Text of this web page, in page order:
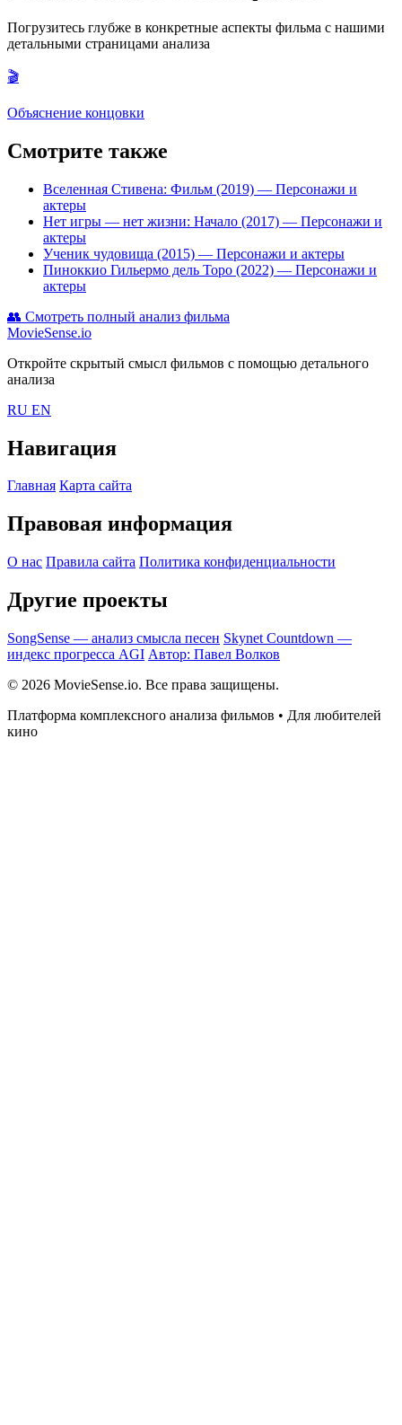
Погрузитесь глубже в конкретные аспекты фильма с нашими
детальными страницами анализа
🎬
Объяснение концовки
Смотрите также
Вселенная Стивена: Фильм (2019) — Персонажи и
актеры
Нет игры — нет жизни: Начало (2017) — Персонажи и
актеры
Ученик чудовища (2015) — Персонажи и актеры
Пиноккио Гильермо дель Торо (2022) — Персонажи и
актеры
👥 Смотреть полный анализ фильма
MovieSense.io
Откройте скрытый смысл фильмов с помощью детального
анализа
RU EN
Навигация
Главная Карта сайта
Правовая информация
О нас Правила сайта Политика конфиденциальности
Другие проекты
SongSense — анализ смысла песен Skynet Countdown —
индекс прогресса AGI Автор: Павел Волков
© 2026 MovieSense.io. Все права защищены.
Платформа комплексного анализа фильмов • Для любителей
кино